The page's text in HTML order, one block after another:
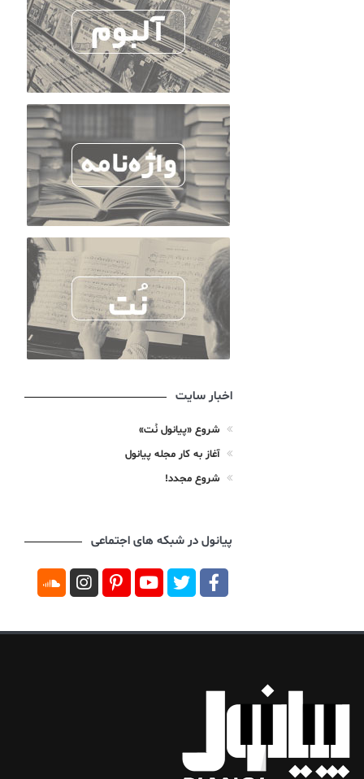
اخبار سایت
شروع «پیانول نُت»
آغاز به کار مجله پیانول
شروع مجدد!
پیانول در شبکه های اجتماعی